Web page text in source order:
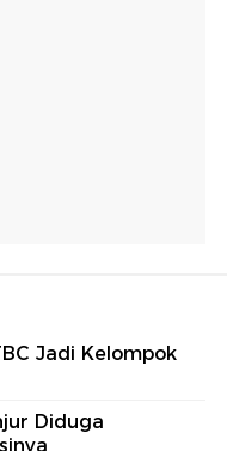
Jadi Kelompok
Diduga